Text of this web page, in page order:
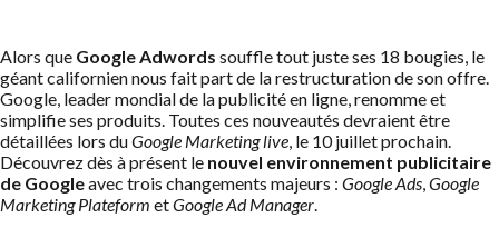
Alors que Google Adwords souffle tout juste ses 18 bougies, le
géant californien nous fait part de la restructuration de son offre.
Google, leader mondial de la publicité en ligne, renomme et
simplifie ses produits. Toutes ces nouveautés devraient être
détaillées lors duGoogle Marketing live, le 10 juillet prochain.
Découvrez dès à présent le nouvel environnement publicitaire
de Googleavec trois changements majeurs : Google Ads,Google
Marketing Plateform etGoogle Ad Manager.